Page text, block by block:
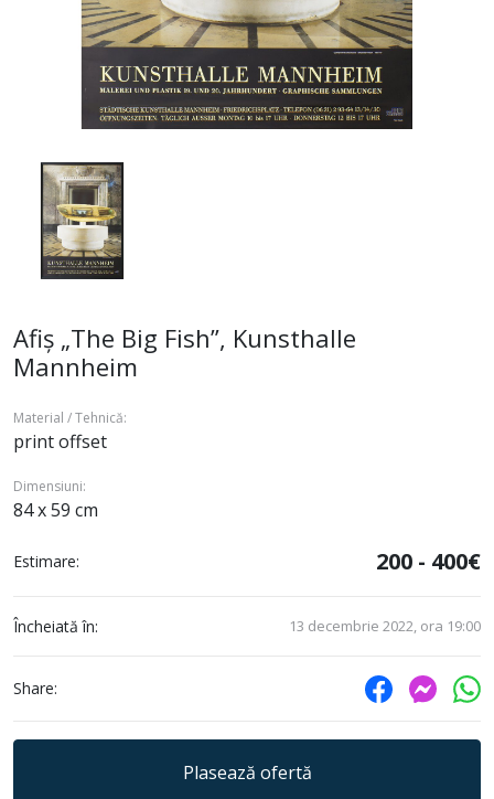
Afiș „The Big Fish”, Kunsthalle
Mannheim
Material / Tehnică:
print offset
Dimensiuni:
84 x 59 cm
Estimare: 200 - 400€
Încheiată în: 13 decembrie 2022, ora 19:00
Share:
Plasează ofertă